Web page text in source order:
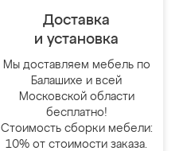
Доставка
и установка
Мы доставляем мебель по
Балашихе и всей
Московской области
бесплатно!
Стоимость сборки мебели:
10% от стоимости заказа.